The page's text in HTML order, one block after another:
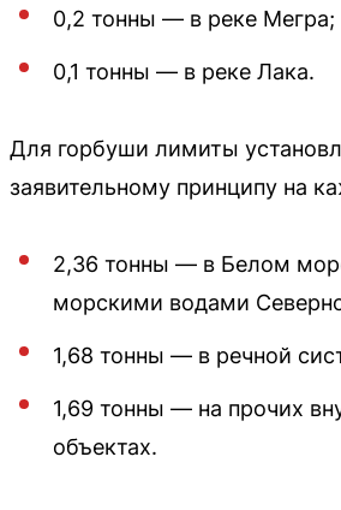
0,2 тонны — в реке Мегра;
0,1 тонны — в реке Лака.
Для горбуши лимиты
заявительному принципу на
2,36 тонны — в Белом
морскими водами
1,68 тонны — в речной
1,69 тонны — на прочих
объектах.